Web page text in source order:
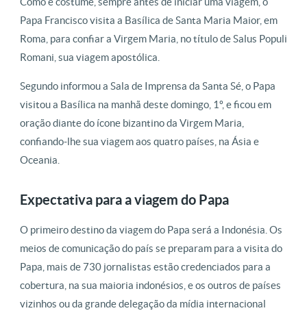
Papa Francisco visita a Basílica de Santa Maria Maior, em
Roma, para confiar a Virgem Maria, no título de Salus Populi
Romani, sua viagem apostólica.
Segundo informou a Sala de Imprensa da Santa Sé, o Papa
visitou a Basílica na manhã deste domingo, 1º, e ficou em
oração diante do ícone bizantino da Virgem Maria,
confiando-lhe sua viagem aos quatro países, na Ásia e
Oceania.
Expectativa para a viagem do Papa
O primeiro destino da viagem do Papa será a Indonésia. Os
meios de comunicação do país se preparam para a visita do
Papa, mais de 730 jornalistas estão credenciados para a
cobertura, na sua maioria indonésios, e os outros de países
vizinhos ou da grande delegação da mídia internacional